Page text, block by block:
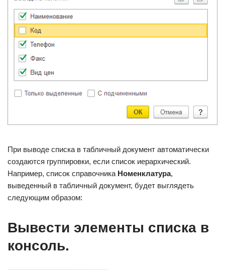
При выводе списка в табличный документ автоматически
создаются группировки, если список иерархический.
Например, список справочника Номенклатура,
выведенный в табличный документ, будет выглядеть
следующим образом:
Вывести элементы списка в
консоль.